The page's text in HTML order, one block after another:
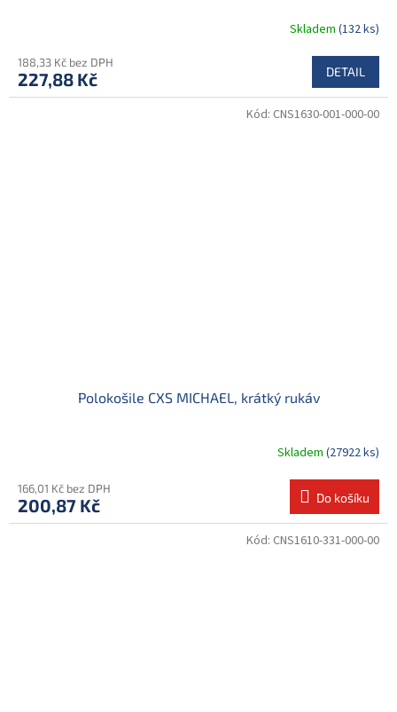
Skladem (132 ks)
188,33 Kč bez DPH
227,88 Kč DETAIL
Polokošile CXS MICHAEL, krátký rukáv
Skladem (27922 ks)
166,01 Kč bez DPH
200,87 Kč Do košíku
Kód: CNS1630-001-000-00
Kód: CNS1610-331-000-00